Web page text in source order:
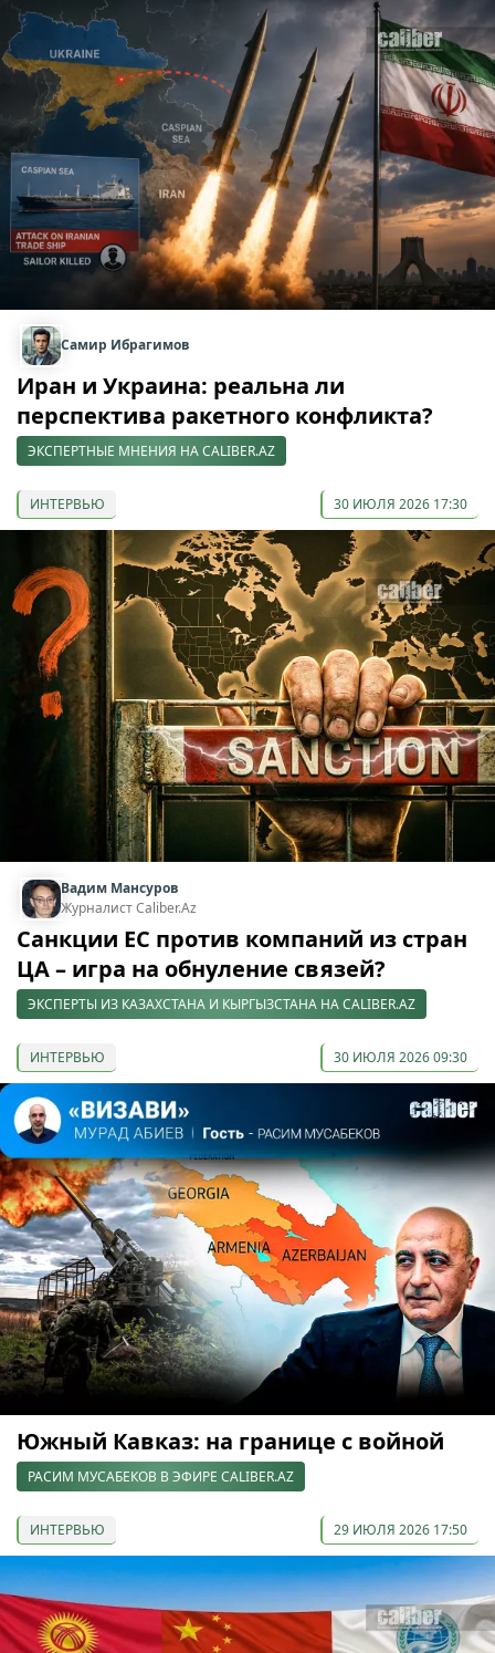
Самир Ибрагимов
Иран и Украина: реальна ли
перспектива ракетного конфликта?
ЭКСПЕРТНЫЕ МНЕНИЯ НА CALIBER.AZ
ИНТЕРВЬЮ 30 ИЮЛЯ 2026 17:30
Вадим Мансуров
Журналист Caliber.Az
Санкции ЕС против компаний из стран
ЦА – игра на обнуление связей?
ЭКСПЕРТЫ ИЗ КАЗАХСТАНА И КЫРГЫЗСТАНА НА CALIBER.AZ
ИНТЕРВЬЮ 30 ИЮЛЯ 2026 09:30
Южный Кавказ: на границе с войной
РАСИМ МУСАБЕКОВ В ЭФИРЕ CALIBER.AZ
ИНТЕРВЬЮ 29 ИЮЛЯ 2026 17:50